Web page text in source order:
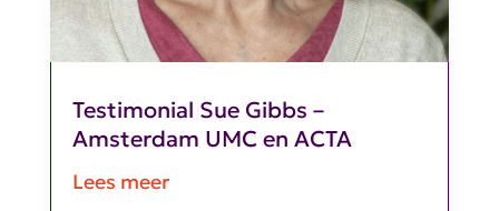
Testimonial Sue Gibbs –
Amsterdam UMC en ACTA
Lees meer